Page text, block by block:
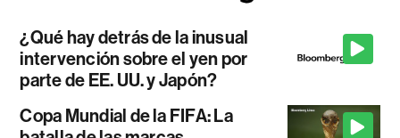
¿Qué hay detrás de la inusual
intervención sobre el yen por
parte de EE. UU. y Japón?
Copa Mundial de la FIFA: La